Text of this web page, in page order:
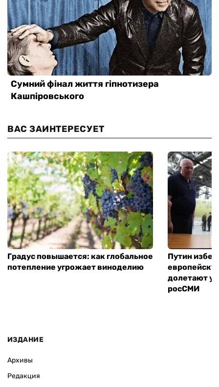
ВАС ЗАИНТЕРЕСУЕТ
Градус повышается: как глобальное
потепление угрожает виноделию
Путин
долетают
росСМИ
ИЗДАНИЕ
Архивы
Редакция